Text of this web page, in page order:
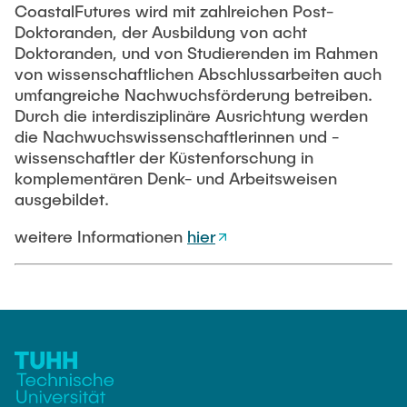
CoastalFutures wird mit zahlreichen Post-
Doktoranden, der Ausbildung von acht
Doktoranden, und von Studierenden im Rahmen
von wissenschaftlichen Abschlussarbeiten auch
umfangreiche Nachwuchsförderung betreiben.
Durch die interdisziplinäre Ausrichtung werden
die Nachwuchswissenschaftlerinnen und -
wissenschaftler der Küstenforschung in
komplementären Denk- und Arbeitsweisen
ausgebildet.
weitere Informationen hier